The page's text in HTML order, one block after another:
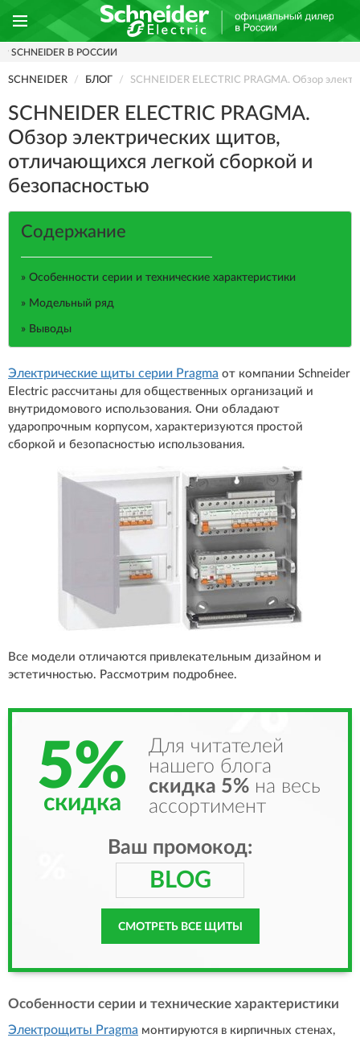
SCHNEIDER БЛОГ SCHNEIDER ELECTRIC PRAGMA. Обзор
SCHNEIDER ELECTRIC PRAGMA.
Обзор электрических щитов,
отличающихся легкой сборкой и
безопасностью
Содержание
» Особенности серии и технические характеристики
» Модельный ряд
» Выводы
Электрические щиты серии Pragma от компании Schneider
Electric рассчитаны для общественных организаций и
внутридомового использования. Они обладают
ударопрочным корпусом, характеризуются простой
сборкой и безопасностью использования.
Все модели отличаются привлекательным дизайном и
эстетичностью. Рассмотрим подробнее.
5%
скидка
Для читателей
нашего блога
скидка 5% на весь
ассортимент
Ваш промокод:
BLOG
СМОТРЕТЬ ВСЕ ЩИТЫ
Особенности серии и технические характеристики
Электрощиты Pragma монтируются в кирпичных стенах,